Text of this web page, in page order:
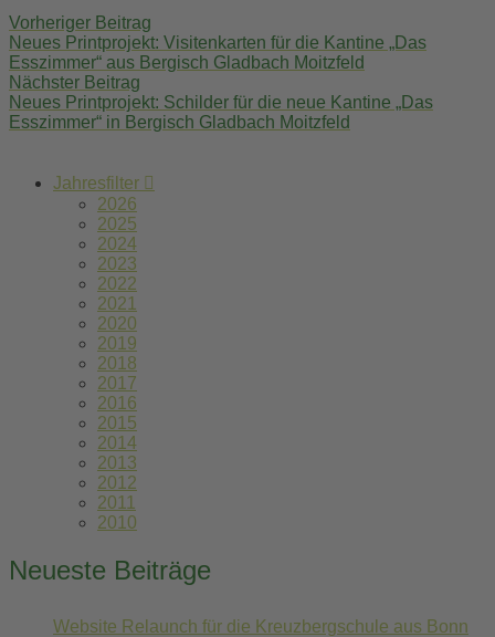
navigation
Vorheriger Beitrag
Neues Printprojekt: Visitenkarten für die Kantine „Das
Esszimmer“ aus Bergisch Gladbach Moitzfeld
Nächster Beitrag
Neues Printprojekt: Schilder für die neue Kantine „Das
Esszimmer“ in Bergisch Gladbach Moitzfeld
Jahresfilter
2026
2025
2024
2023
2022
2021
2020
2019
2018
2017
2016
2015
2014
2013
2012
2011
2010
Neueste Beiträge
Website Relaunch für die Kreuzbergschule aus Bonn